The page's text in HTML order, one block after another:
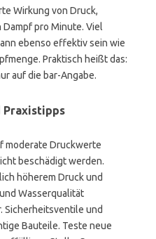
Wirkung von Druck,
pro Minute. Viel
ebenso effektiv sein wie
Praktisch heißt das:
auf die bar-Angabe.
Praxistipps
moderate Druckwerte
beschädigt werden.
höherem Druck und
Wasserqualität
Sicherheitsventile und
Bauteile. Teste neue